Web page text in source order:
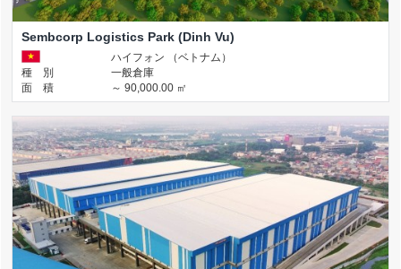
Sembcorp Logistics Park (Dinh Vu)
ハイフォン （ベトナム）
種 別
一般倉庫
面 積
～ 90,000.00 ㎡